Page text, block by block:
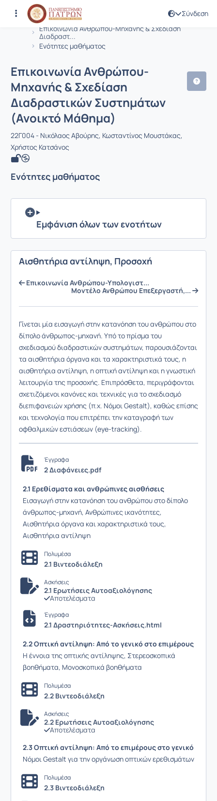
Σύνδεση
Αρχική Σελίδα
Επικοινωνία Ανθρώπου-Μηχανής & Σχεδίαση
Διαδραστ...
Ενότητες μαθήματος
Μάθημα : Επικοινωνία Ανθρώπου-
Κωδικός : EE760
Επικοινωνία Ανθρώπου-
Μηχανής & Σχεδίαση
Διαδραστικών Συστημάτων
(Ανοικτό Μάθημα)
22Γ004 - Νικόλαος Αβούρης, Κωσταντίνος Μουστάκας,
Χρήστος Κατσάνος
Ενότητες μαθήματος
Εμφάνιση όλων των ενοτήτων
Αισθητήρια αντίληψη, Προσοχή
Επικοινωνία Ανθρώπου-Υπολογιστ...
Μοντέλο Ανθρώπου Επεξεργαστή,...
Γίνεται μία εισαγωγή στην κατανόηση του ανθρώπου στο
δίπολο άνθρωπος-μηχανή. Υπό το πρίσμα του
σχεδιασμού διαδραστικών συστημάτων, παρουσιάζονται
τα αισθητήρια όργανα και τα χαρακτηριστικά τους, η
αισθητήρια αντίληψη, η οπτική αντίληψη και η γνωστική
λειτουργία της προσοχής. Επιπρόσθετα, περιγράφονται
σχετιζόμενοι κανόνες και τεχνικές για το σχεδιασμό
διεπιφανειών χρήσης (π.χ. Νόμοι Gestalt), καθώς επίσης
και τεχνολογία που επιτρέπει την καταγραφή των
οφθαλμικών εστιάσεων (eye-tracking).
Έγγραφα
2 Διαφάνειες.pdf
2.1 Ερεθίσματα και ανθρώπινες αισθήσεις
Εισαγωγή στην κατανόηση του ανθρώπου στο δίπολο
άνθρωπος-μηχανή, Ανθρώπινες ικανότητες,
Αισθητήρια όργανα και χαρακτηριστικά τους,
Αισθητήρια αντίληψη
Πολυμέσα
2.1 Βιντεοδιάλεξη
Ασκήσεις
2.1 Ερωτήσεις Αυτοαξιολόγησης
Αποτελέσματα
Έγγραφα
2.1 Δραστηριότητες-Ασκήσεις.html
2.2 Οπτική αντίληψη: Από το γενικό στο επιμέρους
Η έννοια της οπτικής αντίληψης, Στερεοσκοπικά
βοηθήματα, Μονοσκοπικά βοηθήματα
Πολυμέσα
2.2 Βιντεοδιάλεξη
Ασκήσεις
2.2 Ερωτήσεις Αυτοαξιολόγησης
Αποτελέσματα
2.3 Οπτική αντίληψη: Από το επιμέρους στο γενικό
Νόμοι Gestalt για την οργάνωση οπτικών ερεθισμάτων
Πολυμέσα
2.3 Βιντεοδιάλεξη